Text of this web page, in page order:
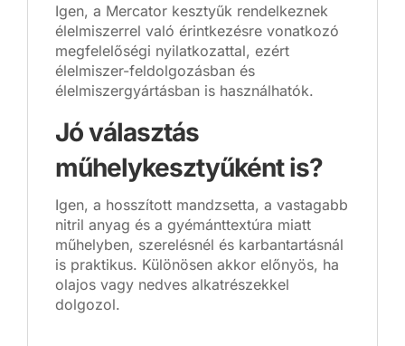
Igen, a Mercator kesztyűk rendelkeznek
élelmiszerrel való érintkezésre vonatkozó
megfelelőségi nyilatkozattal, ezért
élelmiszer-feldolgozásban és
élelmiszergyártásban is használhatók.
Jó választás
műhelykesztyűként is?
Igen, a hosszított mandzsetta, a vastagabb
nitril anyag és a gyémánttextúra miatt
műhelyben, szerelésnél és karbantartásnál
is praktikus. Különösen akkor előnyös, ha
olajos vagy nedves alkatrészekkel
dolgozol.